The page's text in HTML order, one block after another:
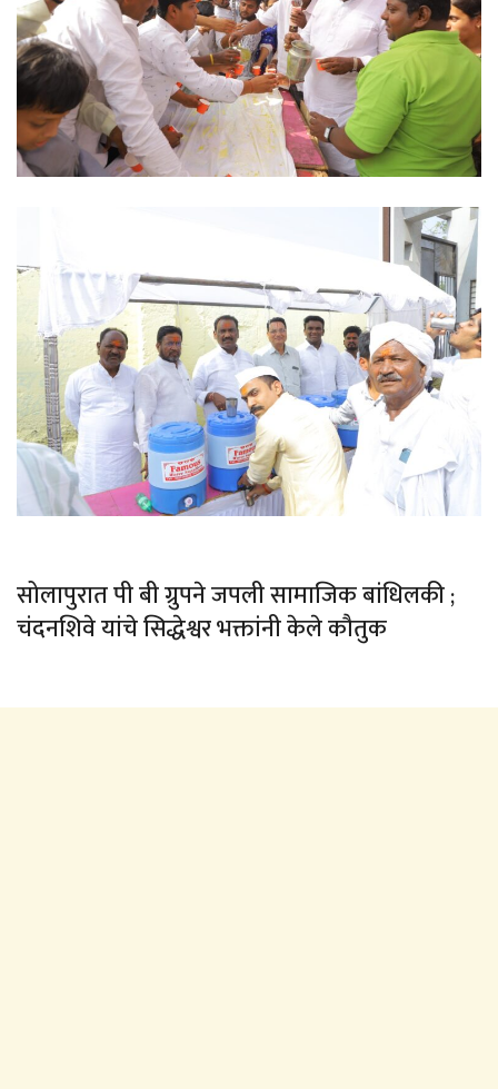
सोलापुरात पी बी ग्रुपने जपली सामाजिक बांधिलकी ;
चंदनशिवे यांचे सिद्धेश्वर भक्तांनी केले कौतुक